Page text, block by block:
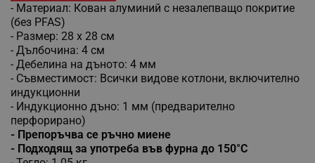
- Материал: Кован алуминий с незалепващо покритие
(без PFAS)
- Размер: 28 x 28 см
- Дълбочина: 4 см
- Дебелина на дъното: 4 мм
- Съвместимост: Всички видове котлони, включително
индукционни
- Индукционно дъно: 1 мм (предварително
перфорирано)
- Препоръчва се ръчно миене
- Подходящ за употреба във фурна до 150°C